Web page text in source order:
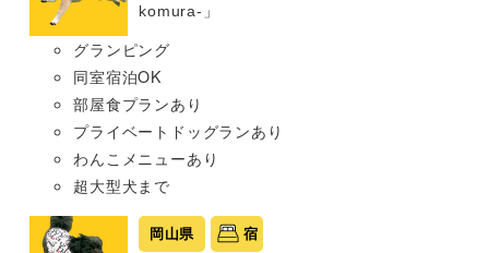
komura-」
グランピング
同室宿泊OK
部屋食プランあり
プライベートドッグランあり
わんこメニューあり
超大型犬まで
岡山県 宿